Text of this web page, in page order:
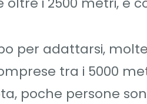
per adattarsi,
tra i 5000
poche persone